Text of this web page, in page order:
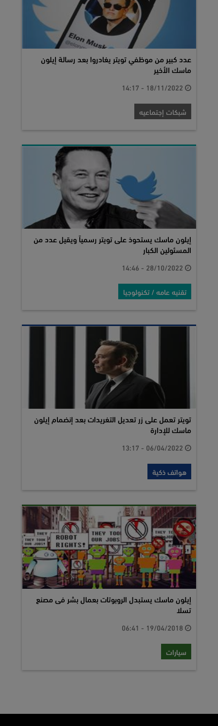
عدد كبير من موظفي تويتر يغادروا بعد رسالة إيلون
ماسك الأخير
شبكات إجتماعيه
إيلون ماسك يستحوذ على تويتر رسمياً ويقيل عدد من
المسئولين الكبار
تقنيه عامه / تكنولوجيا
تويتر تعمل على زر تعديل التغريدات بعد إنضمام إيلون
ماسك للإدارة
هواتف ذكية
إيلون ماسك يستبدل الروبوتات بعمال بشر فى مصنع
تسلا
سيارات